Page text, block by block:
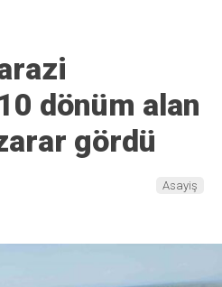
dönüm alan
gördü
Asayiş